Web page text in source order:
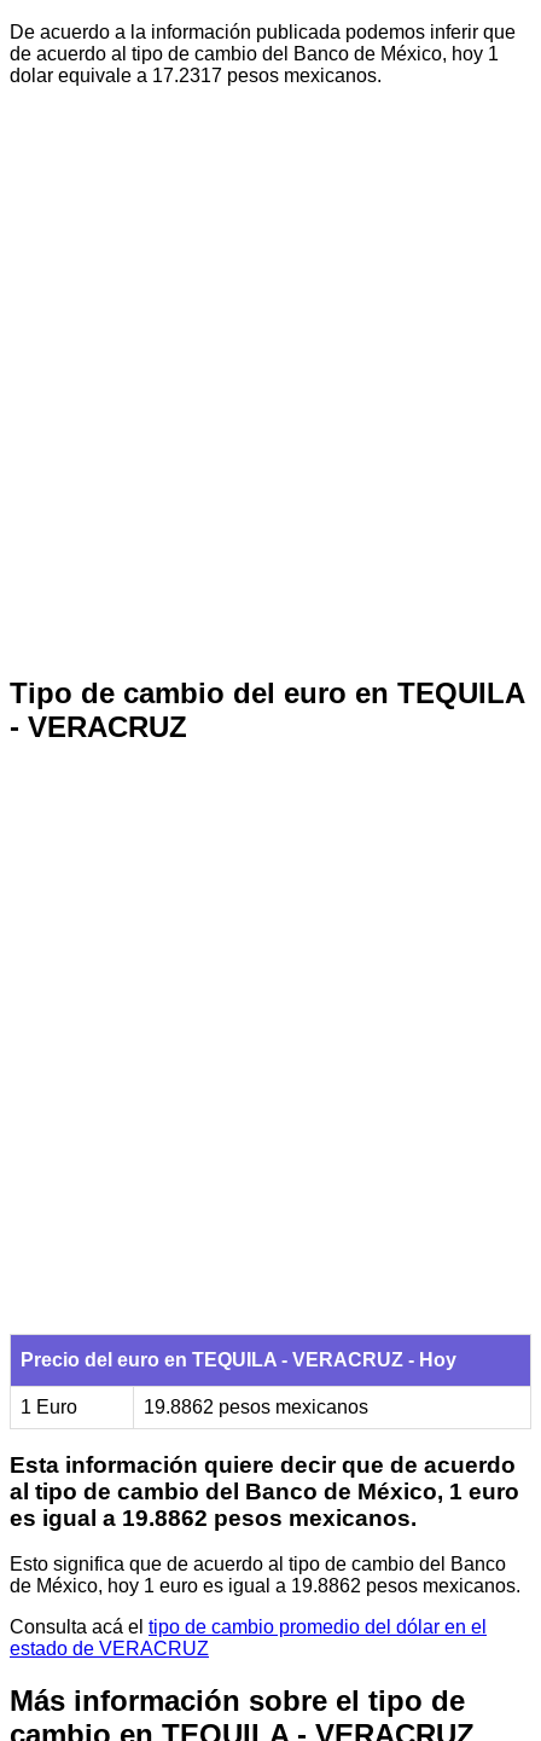
De acuerdo a la información publicada podemos inferir que
de acuerdo al tipo de cambio del Banco de México, hoy 1
dolar equivale a 17.2317 pesos mexicanos.
Tipo de cambio del euro en TEQUILA
- VERACRUZ
Precio del euro en TEQUILA - VERACRUZ - Hoy
1 Euro 19.8862 pesos mexicanos
Esta información quiere decir que de acuerdo
al tipo de cambio del Banco de México, 1 euro
es igual a 19.8862 pesos mexicanos.
Esto significa que de acuerdo al tipo de cambio del Banco
de México, hoy 1 euro es igual a 19.8862 pesos mexicanos.
Consulta acá el tipo de cambio promedio del dólar en el
estado de VERACRUZ
Más información sobre el tipo de